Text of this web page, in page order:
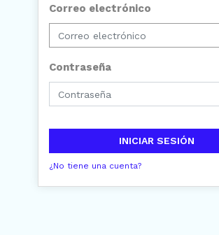
Correo electrónico
Contraseña
INICIAR SESIÓN
¿No tiene una cuenta?